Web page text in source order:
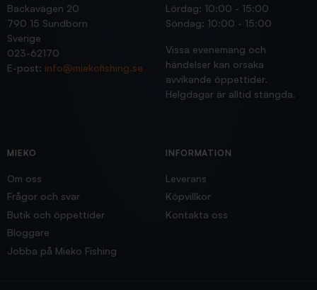
Backavägen 20
790 15 Sundborn
Sverige
023-62170
E-post: info@miekofishing.se
Lördag: 10:00 - 15:00
Söndag: 10:00 - 15:00
Vissa evenemang och
händelser kan orsaka
avvikande öppettider.
Helgdagar är alltid stängda.
MIEKO
Om oss
Frågor och svar
Butik och öppettider
Bloggare
Jobba på Mieko Fishing
INFORMATION
Leverans
Köpvillkor
Kontakta oss